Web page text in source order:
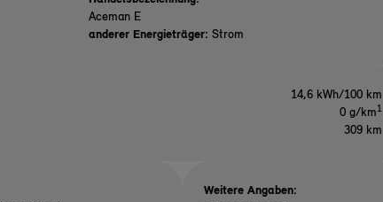
Aceman E
anderer Energieträger: Strom
14,6 kWh/100 km
0 g/km1
309 km
Weitere Angaben: